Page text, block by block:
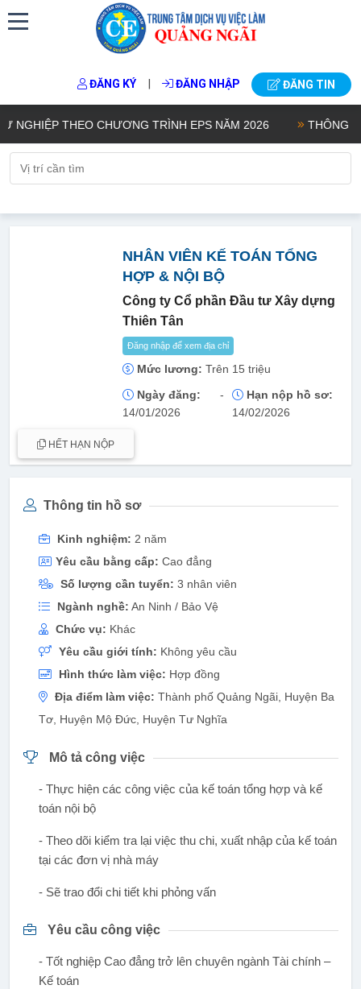
ĐĂNG KÝ | ĐĂNG NHẬP ĐĂNG TIN
THEO CHƯƠNG TRÌNH EPS NĂM 2026 THÔNG
NHÂN VIÊN KẾ TOÁN TỔNG
HỢP & NỘI BỘ
Công ty Cổ phần Đầu tư Xây dựng
Thiên Tân
Đăng nhập để xem địa chỉ
Mức lương: Trên 15 triệu
Ngày đăng:
14/01/2026
-
Hạn nộp hồ sơ:
14/02/2026
HẾT HẠN NỘP
Thông tin hồ sơ
Kinh nghiệm: 2 năm
Yêu cầu bằng cấp: Cao đẳng
Số lượng cần tuyển: 3 nhân viên
Ngành nghề: An Ninh / Bảo Vệ
Chức vụ: Khác
Yêu cầu giới tính: Không yêu cầu
Hình thức làm việc: Hợp đồng
Địa điểm làm việc: Thành phố Quảng Ngãi, Huyện Ba
Tơ, Huyện Mộ Đức, Huyện Tư Nghĩa
Mô tả công việc
- Thực hiện các công việc của kế toán tổng hợp và kế
toán nội bộ
- Theo dõi kiểm tra lại việc thu chi, xuất nhập của kế toán
tại các đơn vị nhà máy
- Sẽ trao đổi chi tiết khi phỏng vấn
Yêu cầu công việc
- Tốt nghiệp Cao đẳng trở lên chuyên ngành Tài chính –
Kế toán